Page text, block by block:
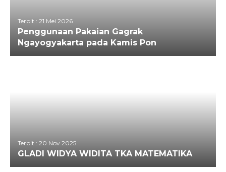
Terbit : 21 Mei 2026
Penggunaan Pakaian Gagrak
Ngayogyakarta pada Kamis Pon
Terbit : 20 Nov 2025
GLADI WIDYA WIDITA TKA MATEMATIKA